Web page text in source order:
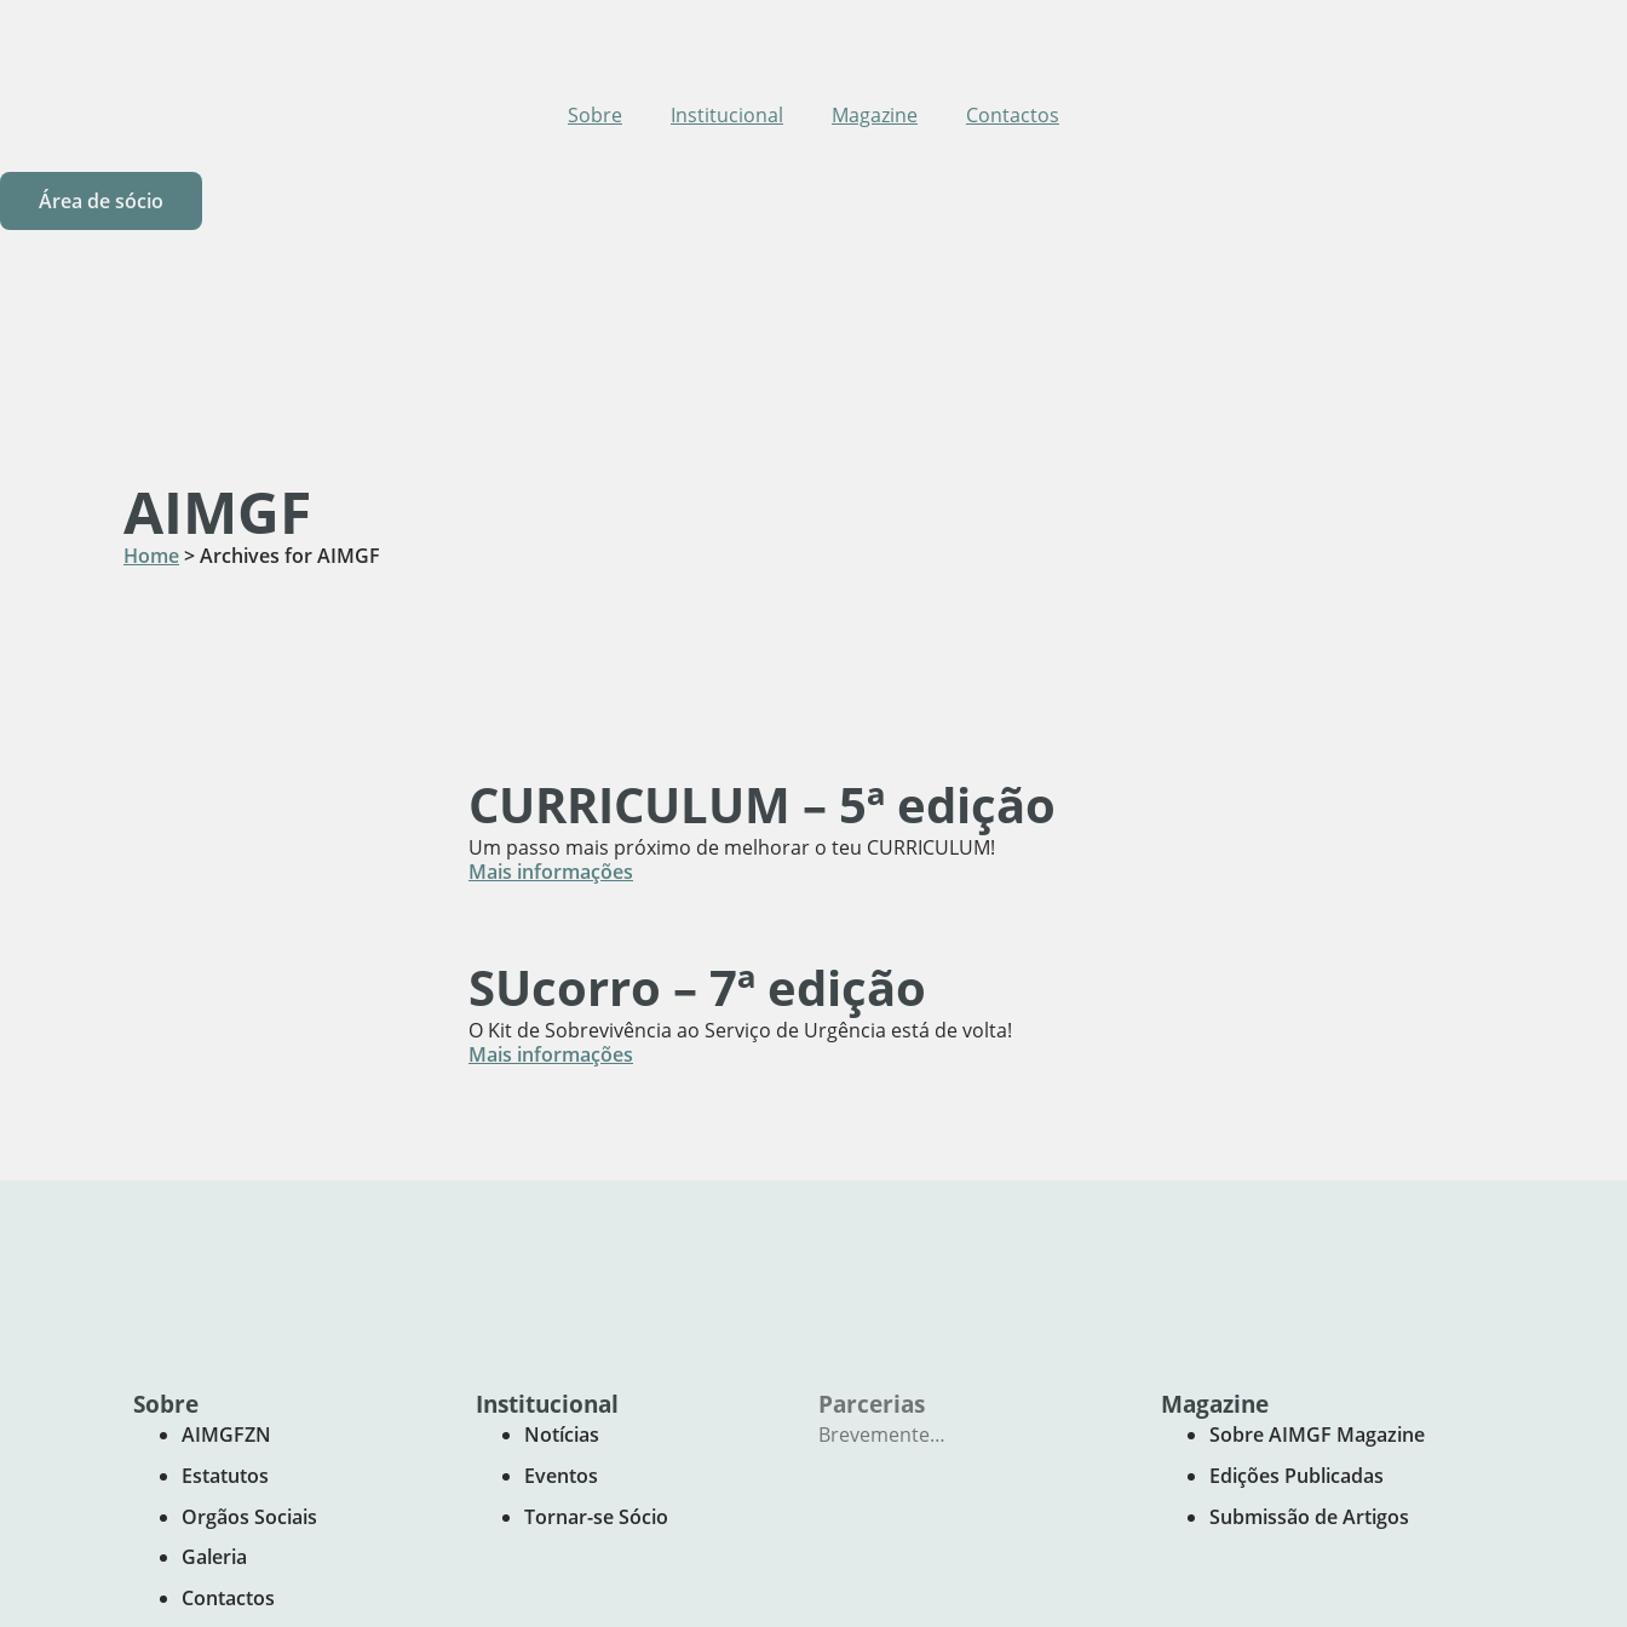
Sobre Institucional Magazine Contactos
Área de sócio
AIMGF
Home>Archives for AIMGF
CURRICULUM – 5ª edição
Um passo mais próximo de melhorar o teu CURRICULUM!
Mais informações
SUcorro – 7ª edição
O Kit de Sobrevivência ao Serviço de Urgência está de volta!
Mais informações
Sobre
AIMGFZN
Estatutos
Orgãos Sociais
Galeria
Contactos
Institucional
Notícias
Eventos
Tornar-se Sócio
Parcerias
Brevemente…
Magazine
Sobre AIMGF Magazine
Edições Publicadas
Submissão de Artigos